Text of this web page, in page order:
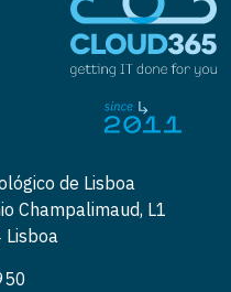
de Lisboa
Champalimaud, L1